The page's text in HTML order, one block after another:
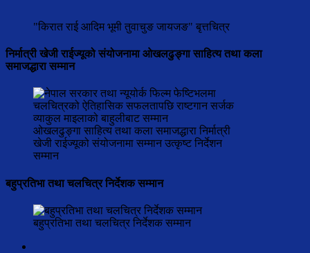
"किरात राई आदिम भूमी तुवाचुङ जायजङ" बृत्तचित्र
निर्मात्री खेजी राईज्यूको संयोजनामा ओखलढुङ्गा साहित्य तथा कला
समाजद्धारा सम्मान
ओखलढुङ्गा साहित्य तथा कला समाजद्धारा निर्मात्री
खेजी राईज्यूको संयोजनामा सम्मान उत्कृष्ट निर्देशन
सम्मान
बहुप्रतिभा तथा चलचित्र निर्देशक सम्मान
बहुप्रतिभा तथा चलचित्र निर्देशक सम्मान